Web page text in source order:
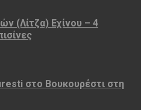
(Λίτζα) Εχίνου – 4
στο Βουκουρέστι στη